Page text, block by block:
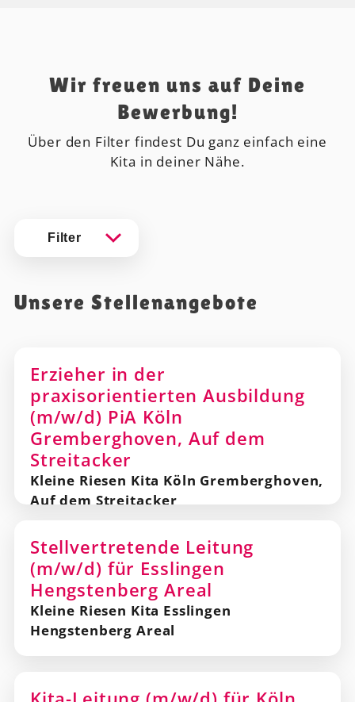
Wir freuen uns auf Deine
Bewerbung!
Über den Filter findest Du ganz einfach eine
Kita in deiner Nähe.
Filter
Unsere Stellenangebote
Erzieher in der
praxisorientierten Ausbildung
(m/w/d) PiA Köln
Gremberghoven, Auf dem
Streitacker
Kleine Riesen Kita Köln Gremberghoven,
Auf dem Streitacker
Stellvertretende Leitung
(m/w/d) für Esslingen
Hengstenberg Areal
Kleine Riesen Kita Esslingen
Hengstenberg Areal